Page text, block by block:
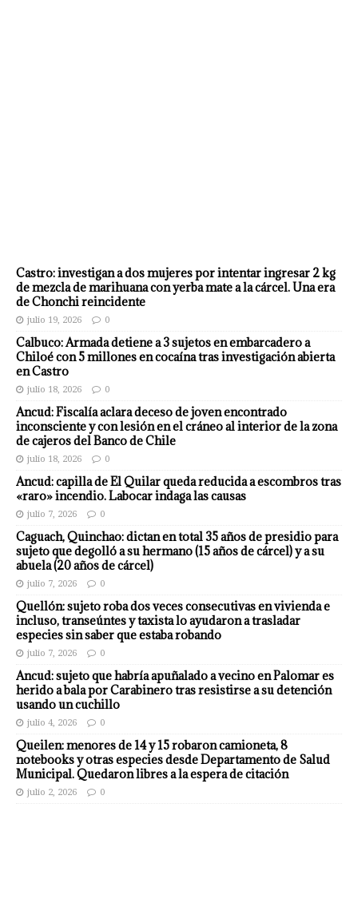
Castro: investigan a dos mujeres por intentar ingresar 2 kg
de mezcla de marihuana con yerba mate a la cárcel. Una era
de Chonchi reincidente
julio 19, 2026 0
Calbuco: Armada detiene a 3 sujetos en embarcadero a
Chiloé con 5 millones en cocaína tras investigación abierta
en Castro
julio 18, 2026 0
Ancud: Fiscalía aclara deceso de joven encontrado
inconsciente y con lesión en el cráneo al interior de la zona
de cajeros del Banco de Chile
julio 18, 2026 0
Ancud: capilla de El Quilar queda reducida a escombros tras
«raro» incendio. Labocar indaga las causas
julio 7, 2026 0
Caguach, Quinchao: dictan en total 35 años de presidio para
sujeto que degolló a su hermano (15 años de cárcel) y a su
abuela (20 años de cárcel)
julio 7, 2026 0
Quellón: sujeto roba dos veces consecutivas en vivienda e
incluso, transeúntes y taxista lo ayudaron a trasladar
especies sin saber que estaba robando
julio 7, 2026 0
Ancud: sujeto que habría apuñalado a vecino en Palomar es
herido a bala por Carabinero tras resistirse a su detención
usando un cuchillo
julio 4, 2026 0
Queilen: menores de 14 y 15 robaron camioneta, 8
notebooks y otras especies desde Departamento de Salud
Municipal. Quedaron libres a la espera de citación
julio 2, 2026 0